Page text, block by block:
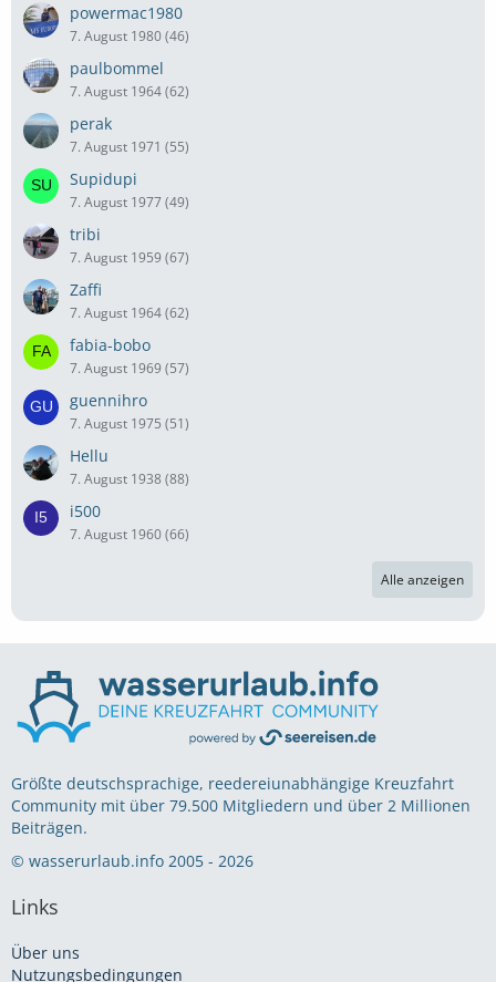
powermac1980
7. August 1980 (46)
paulbommel
7. August 1964 (62)
perak
7. August 1971 (55)
Supidupi
7. August 1977 (49)
tribi
7. August 1959 (67)
Zaffi
7. August 1964 (62)
fabia-bobo
7. August 1969 (57)
guennihro
7. August 1975 (51)
Hellu
7. August 1938 (88)
i500
7. August 1960 (66)
Alle anzeigen
Größte deutschsprachige, reedereiunabhängige Kreuzfahrt
Community mit über 79.500 Mitgliedern und über 2 Millionen
Beiträgen.
© wasserurlaub.info 2005 - 2026
Links
Über uns
Nutzungsbedingungen